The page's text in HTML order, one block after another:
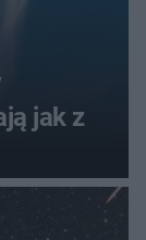
jak z